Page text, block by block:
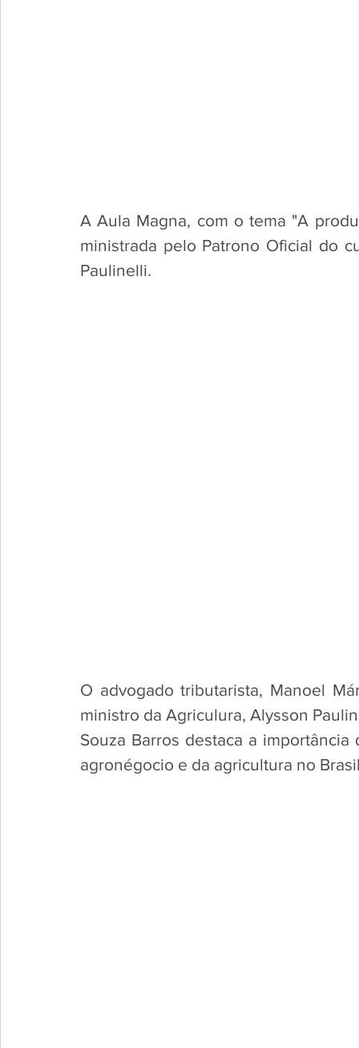
A Aula Magna, com o tema "A
ministrada pelo Patrono Oficial do
Paulinelli.
O advogado tributarista, Manoel
ministro da Agriculura, Alysson
Souza Barros destaca a
agronégocio e da agricultura no